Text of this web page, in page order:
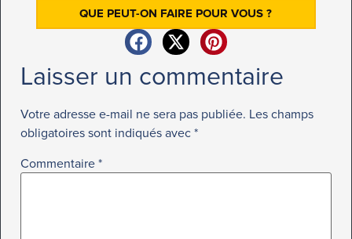
QUE PEUT-ON FAIRE POUR VOUS ?
Laisser un commentaire
Votre adresse e-mail ne sera pas publiée. Les champs
obligatoires sont indiqués avec *
Commentaire *